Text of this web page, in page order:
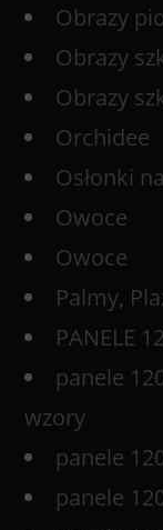
Obrazy
Obrazy
Obrazy
Orchidee
Osłonki
Owoce
Owoce
Palmy,
PANELE
panele
wzory
panele
panele